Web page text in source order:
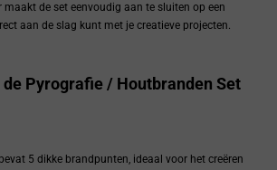
maakt de set eenvoudig aan te sluiten op een
aan de slag kunt met je creatieve projecten.
Pyrografie / Houtbranden Set
5 dikke brandpunten, ideaal voor het creëren